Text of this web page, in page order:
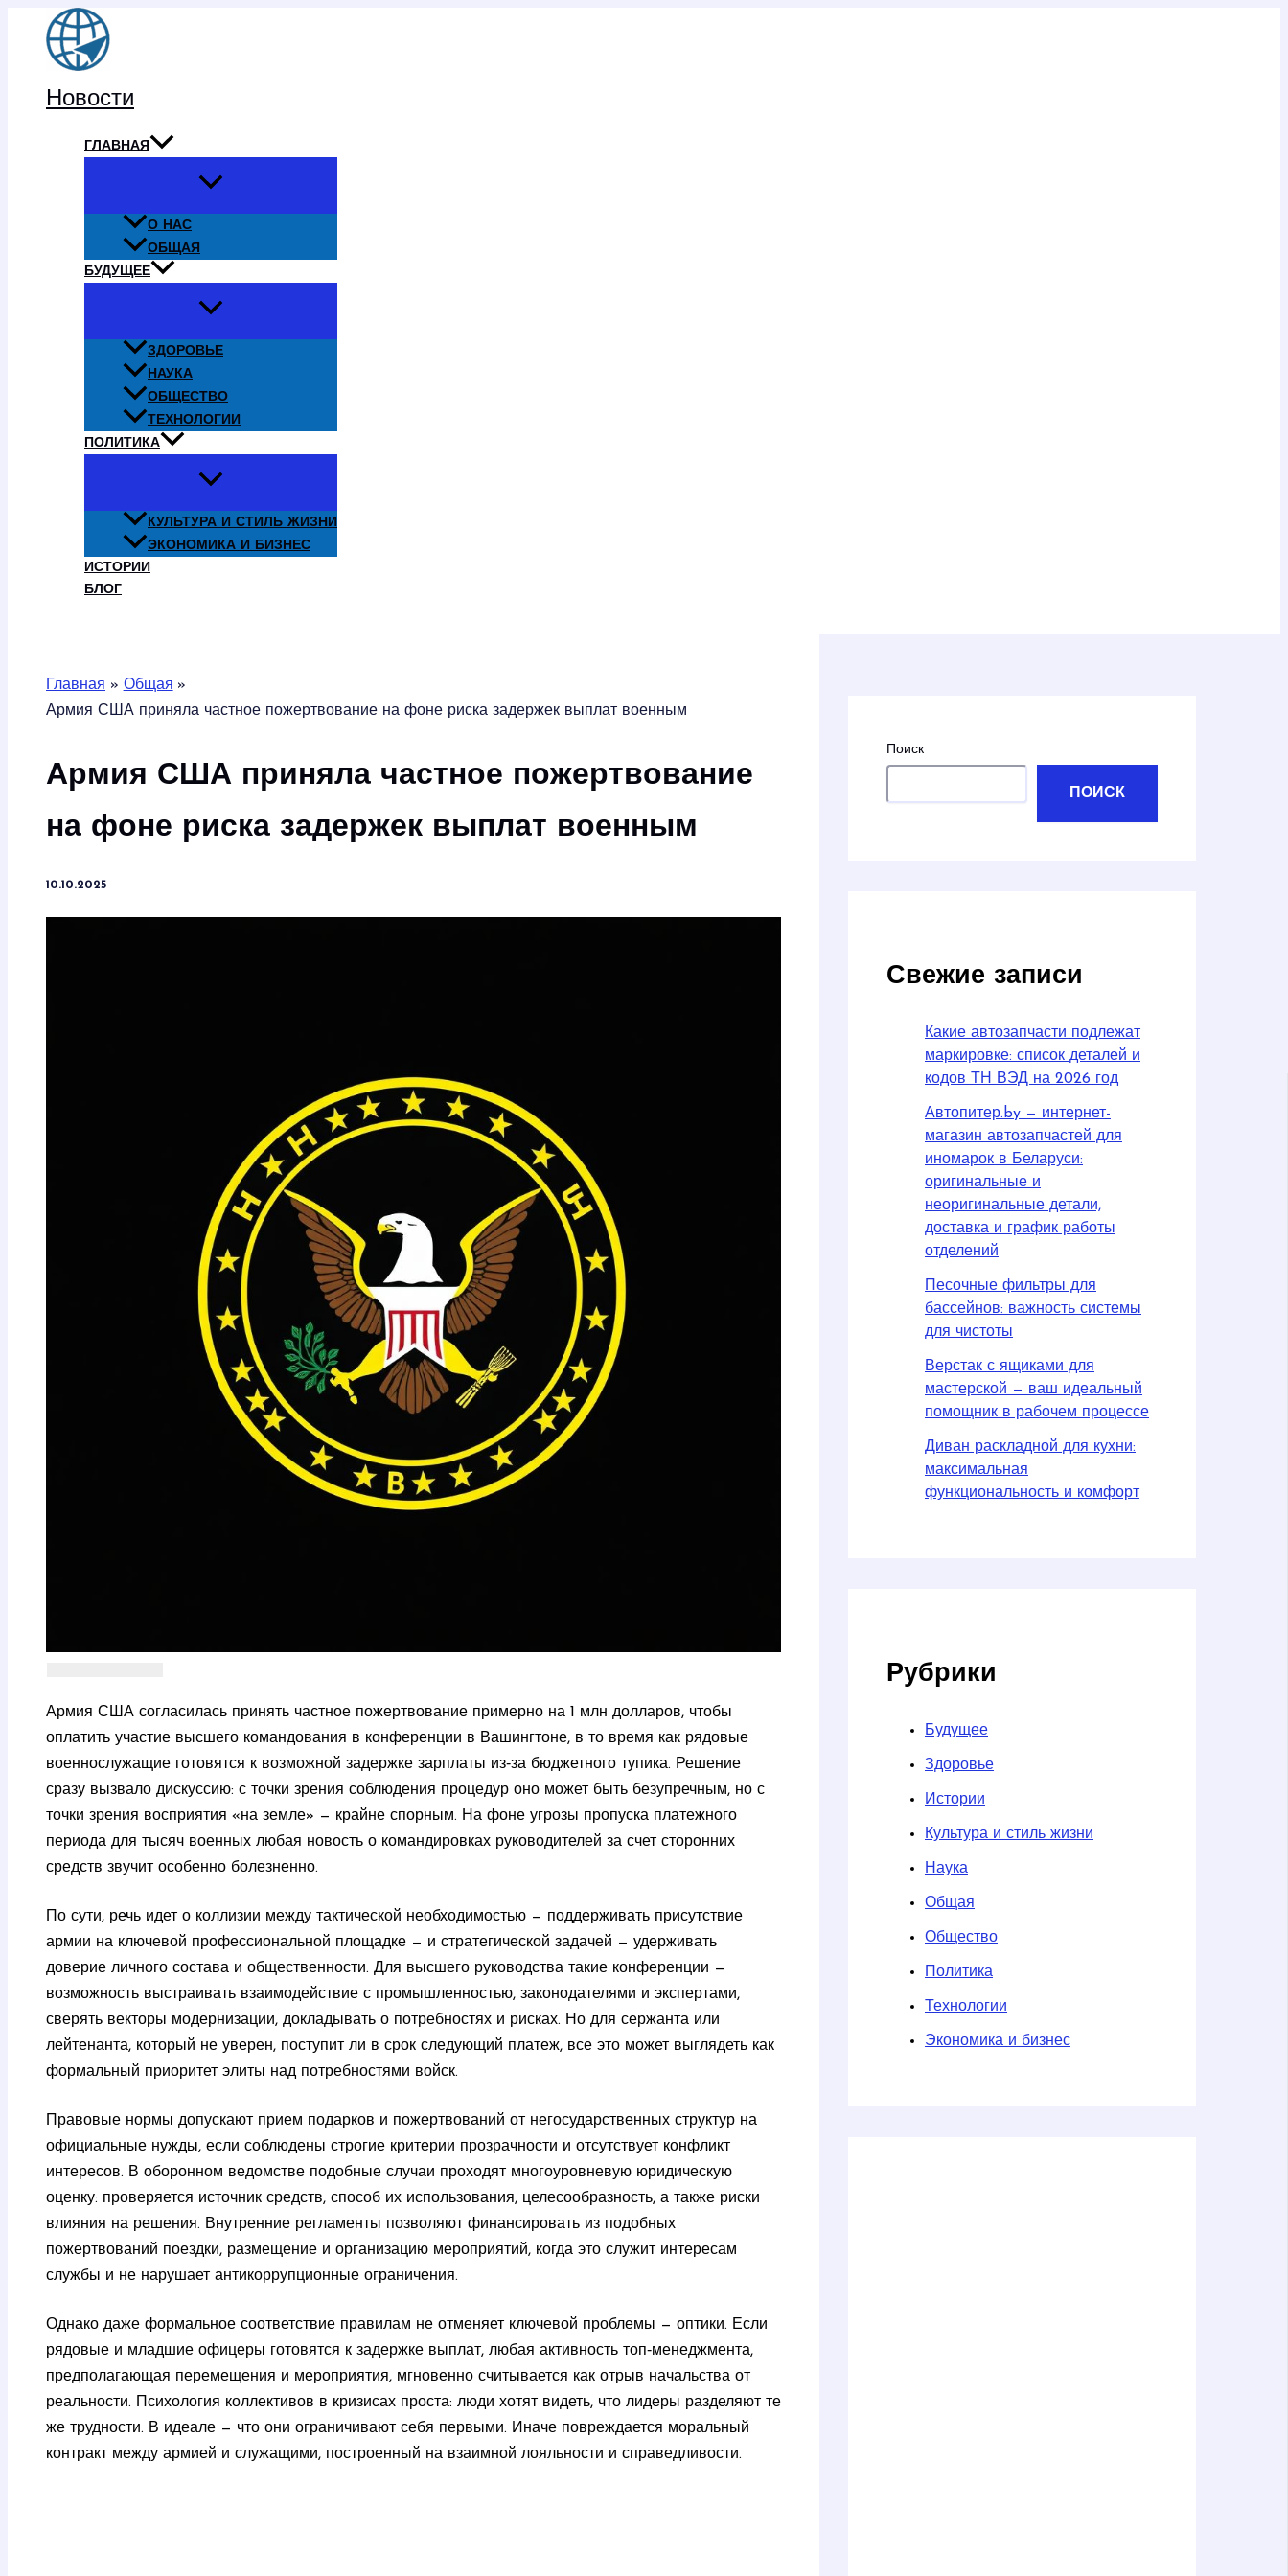
Перейти
содержимому
Новости
ГЛАВНАЯ
О НАС
ОБЩАЯ
БУДУЩЕЕ
ЗДОРОВЬЕ
НАУКА
ОБЩЕСТВО
ТЕХНОЛОГИИ
ПОЛИТИКА
КУЛЬТУРА И СТИЛЬ ЖИЗНИ
ЭКОНОМИКА И БИЗНЕС
ИСТОРИИ
БЛОГ
Главная
Общая
Армия США приняла частное пожертвование на фоне риска задержек выплат военным
Армия США приняла частное пожертвование
на фоне риска задержек выплат военным
10.10.2025
Армия США согласилась принять частное пожертвование примерно на 1 млн долларов, чтобы
оплатить участие высшего командования в конференции в Вашингтоне, в то время как рядовые
военнослужащие готовятся к возможной задержке зарплаты из‑за бюджетного тупика. Решение
сразу вызвало дискуссию: с точки зрения соблюдения процедур оно может быть безупречным, но с
точки зрения восприятия «на земле» — крайне спорным. На фоне угрозы пропуска платежного
периода для тысяч военных любая новость о командировках руководителей за счет сторонних
средств звучит особенно болезненно.
По сути, речь идет о коллизии между тактической необходимостью — поддерживать присутствие
армии на ключевой профессиональной площадке — и стратегической задачей — удерживать
доверие личного состава и общественности. Для высшего руководства такие конференции —
возможность выстраивать взаимодействие с промышленностью, законодателями и экспертами,
сверять векторы модернизации, докладывать о потребностях и рисках. Но для сержанта или
лейтенанта, который не уверен, поступит ли в срок следующий платеж, все это может выглядеть как
формальный приоритет элиты над потребностями войск.
Правовые нормы допускают прием подарков и пожертвований от негосударственных структур на
официальные нужды, если соблюдены строгие критерии прозрачности и отсутствует конфликт
интересов. В оборонном ведомстве подобные случаи проходят многоуровневую юридическую
оценку: проверяется источник средств, способ их использования, целесообразность, а также риски
влияния на решения. Внутренние регламенты позволяют финансировать из подобных
пожертвований поездки, размещение и организацию мероприятий, когда это служит интересам
службы и не нарушает антикоррупционные ограничения.
Однако даже формальное соответствие правилам не отменяет ключевой проблемы — оптики. Если
рядовые и младшие офицеры готовятся к задержке выплат, любая активность топ‑менеджмента,
предполагающая перемещения и мероприятия, мгновенно считывается как отрыв начальства от
реальности. Психология коллективов в кризисах проста: люди хотят видеть, что лидеры разделяют те
же трудности. В идеале — что они ограничивают себя первыми. Иначе повреждается моральный
контракт между армией и служащими, построенный на взаимной лояльности и справедливости.
Поиск
ПОИСК
Свежие записи
Какие автозапчасти подлежат
маркировке: список деталей и
кодов ТН ВЭД на 2026 год
Автопитер.by — интернет-
магазин автозапчастей для
иномарок в Беларуси:
оригинальные и
неоригинальные детали,
доставка и график работы
отделений
Песочные фильтры для
бассейнов: важность системы
для чистоты
Верстак с ящиками для
мастерской — ваш идеальный
помощник в рабочем процессе
Диван раскладной для кухни:
максимальная
функциональность и комфорт
Рубрики
Будущее
Здоровье
Истории
Культура и стиль жизни
Наука
Общая
Общество
Политика
Технологии
Экономика и бизнес